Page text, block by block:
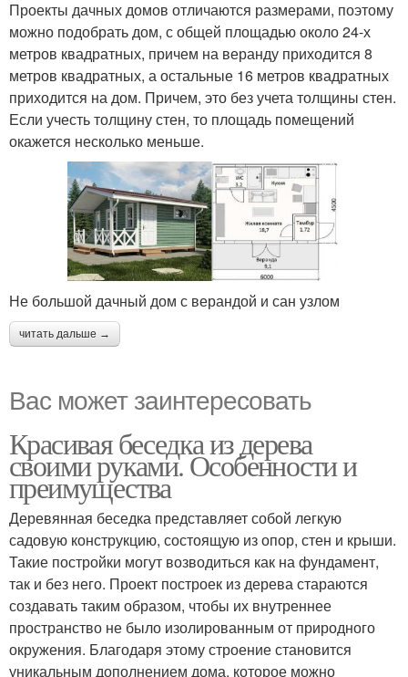
Проекты дачных домов отличаются размерами, поэтому
можно подобрать дом, с общей площадью около 24-х
метров квадратных, причем на веранду приходится 8
метров квадратных, а остальные 16 метров квадратных
приходится на дом. Причем, это без учета толщины стен.
Если учесть толщину стен, то площадь помещений
окажется несколько меньше.
Не большой дачный дом с верандой и сан узлом
читать дальше →
Вас может заинтересовать
Красивая беседка из дерева
своими руками. Особенности и
преимущества
Деревянная беседка представляет собой легкую
садовую конструкцию, состоящую из опор, стен и крыши.
Такие постройки могут возводиться как на фундамент,
так и без него. Проект построек из дерева стараются
создавать таким образом, чтобы их внутреннее
пространство не было изолированным от природного
окружения. Благодаря этому строение становится
уникальным дополнением дома, которое можно